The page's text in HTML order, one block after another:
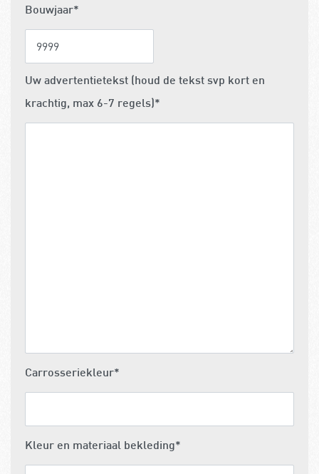
Bouwjaar*
Uw advertentietekst (houd de tekst svp kort en
krachtig, max 6-7 regels)*
Carrosseriekleur*
Kleur en materiaal bekleding*